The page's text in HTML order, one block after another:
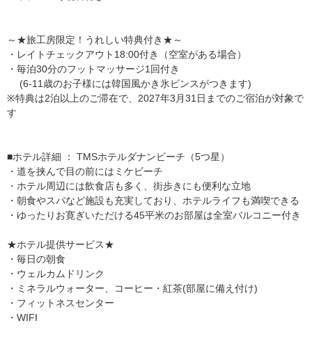
～★旅工房限定！うれしい特典付き★～
・レイトチェックアウト18:00付き（空室がある場合）
・毎泊30分のフットマッサージ1回付き
(6-11歳のお子様には韓国風かき氷ビンスがつきます)
※特典は2泊以上のご滞在で、2027年3月31日までのご宿泊が対象で
す
■ホテル詳細 ： TMSホテルダナンビーチ（5つ星）
・道を挟んで目の前にはミケビーチ
・ホテル周辺には飲食店も多く、街歩きにも便利な立地
・朝食やスパなど施設も充実しており、ホテルライフも満喫できる
・ゆったりお寛ぎいただける45平米のお部屋は全室バルコニー付き
★ホテル提供サービス★
・毎日の朝食
・ウェルカムドリンク
・ミネラルウォーター、コーヒー・紅茶(部屋に備え付け)
・フィットネスセンター
・WIFI